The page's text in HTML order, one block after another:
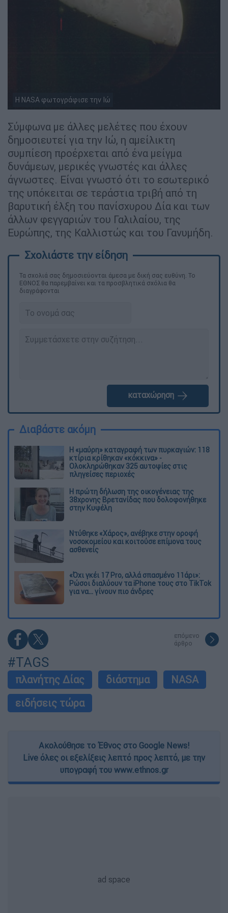
Η NASA φωτογράφισε την Ιώ
Σύμφωνα με άλλες μελέτες που έχουν
δημοσιευτεί για την Ιώ, η αμείλικτη
συμπίεση προέρχεται από ένα μείγμα
δυνάμεων, μερικές γνωστές και άλλες
άγνωστες. Είναι γνωστό ότι το εσωτερικό
της υπόκειται σε τεράστια τριβή από τη
βαρυτική έλξη του πανίσχυρου Δία και των
άλλων φεγγαριών του Γαλιλαίου, της
Ευρώπης, της Καλλιστώς και του Γανυμήδη.
Τα σχολιά σας δημοσιεύονται άμεσα με δική σας ευθύνη. Το
ΕΘΝΟΣ θα παρεμβαίνει και τα προσβλητικά σχόλια θα
διαγράφονται
καταχώρηση
Διαβάστε ακόμη
Η «μαύρη» καταγραφή των πυρκαγιών: 118
κτίρια κρίθηκαν «κόκκινα» -
Ολοκληρώθηκαν 325 αυτοψίες στις
πληγείσες περιοχές
Η πρώτη δήλωση της οικογένειας της
38χρονης Βρετανίδας που δολοφονήθηκε
στην Κυψέλη
Ντύθηκε «Χάρος», ανέβηκε στην οροφή
νοσοκομείου και κοιτούσε επίμονα τους
ασθενείς
«Όχι γκέι 17 Pro, αλλά σπασμένο 11άρι»:
Ρώσοι διαλύουν τα iPhone τους στο TikTok
για να... γίνουν πιο άνδρες
επόμενο
άρθρο
#TAGS
πλανήτης Δίας διάστημα
NASA
ειδήσεις τώρα
Ακολούθησε το Έθνος στο Google News!
Live όλες οι εξελίξεις λεπτό προς λεπτό, με την
υπογραφή του www.ethnos.gr